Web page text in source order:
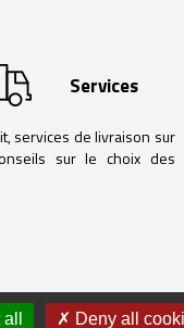
Services
services de livraison sur
sur le choix des
Deny all